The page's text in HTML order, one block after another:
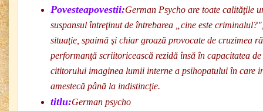
Povesteapovestii:German Psycho are toate calităţile
suspansul întreţinut de întrebarea „cine este
situaţie, spaimă şi chiar groază provocate de cruzimea
performanţă scriitoricească rezidă însă în capacitatea
cititorului imaginea lumii interne a psihopatului în care
amestecă până la indistincţie.
titlu:German psycho